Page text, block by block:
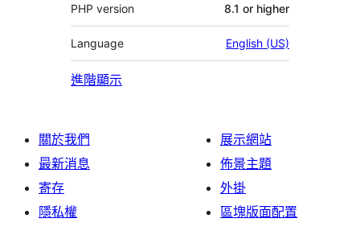
PHP version 8.1 or higher
Language English (US)
進階顯示
關於我們
最新消息
寄存
隱私權
展示網站
佈景主題
外掛
區塊版面配置